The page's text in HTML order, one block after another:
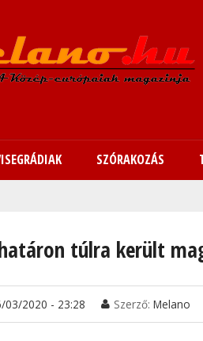
SZÓRAKOZÁS
túlra került
03/2020 - 23:28 Szerző: Melano